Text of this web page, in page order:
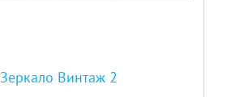
Зеркало Винтаж 2